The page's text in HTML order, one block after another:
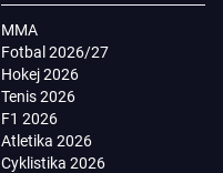
MMA
Fotbal 2026/27
Hokej 2026
Tenis 2026
F1 2026
Atletika 2026
Cyklistika 2026